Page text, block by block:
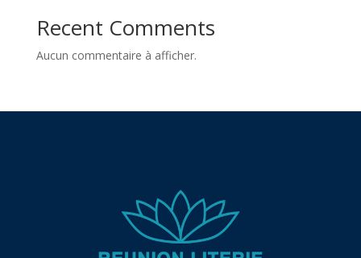
Recent Comments
Aucun commentaire à afficher.